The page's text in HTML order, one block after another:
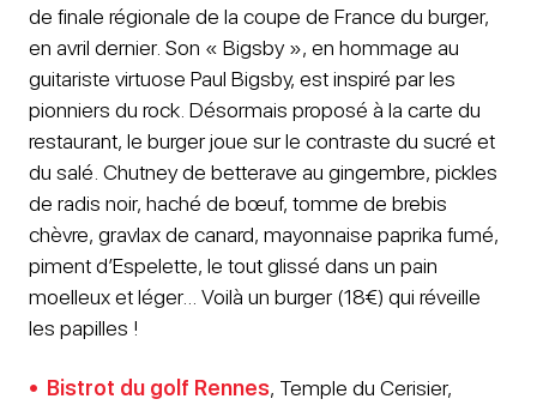
de finale régionale de la coupe de France du burger,
en avril dernier. Son « Bigsby », en hommage au
guitariste virtuose Paul Bigsby, est inspiré par les
pionniers du rock. Désormais proposé à la carte du
restaurant, le burger joue sur le contraste du sucré et
du salé. Chutney de betterave au gingembre, pickles
de radis noir, haché de bœuf, tomme de brebis
chèvre, gravlax de canard, mayonnaise paprika fumé,
piment d’Espelette, le tout glissé dans un pain
moelleux et léger… Voilà un burger (18€) qui réveille
les papilles !
Bistrot du golf Rennes, Temple du Cerisier,